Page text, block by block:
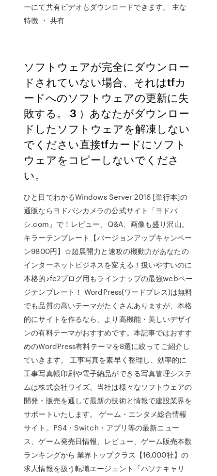
ーにて共有ビデオもダウンロードできます。 主な
特徴 ・ 共有
ソフトウェアが完全にダウンロー
ドされていない場合、それはtfカ
ードへのソフトウェアの更新に失
敗する。 3 ）あなたがダウンロー
ドしたソフトウェアを解凍しない
でください直接tfカードにソフト
ウェアをコピーしないでくださ
い。
ひと目でわかるWindows Server 2016 [単行本]の
通販ならヨドバシカメラの公式サイト「ヨドバ
シ.com」で！レビュー、Q&A、画像も盛り沢山。
キラーテンプレート【バージョンアップキャンペー
ン9800円】☆超展開力と速攻の機動力があなたの
インターネットビジネスを変える！扱いやすいのに
本格的♪fc2ブログ用もラインナップの最強webペー
ジテンプレート！ WordPress(ワードプレス)は無料
でも品質の高いテーマがたくさんありますが、本格
的にサイトを作るなら、より高機能・美しいデザイ
ンの有料テーマがおすすめです。本記事ではおすす
めのWordPress有料テーマを8選に絞ってご紹介し
ていきます。 工事写真を素早く整理し、効率的に
工事写真帳印刷や電子納品ができる写真管理システ
ムは株式会社ワイズ。当社は様々なソフトウェアの
開発・販売を通して最新の技術と情報で建設業界を
サポートいたします。 ゲーム・エンタメ総合情報
サイト。PS4・Switch・アプリ等の最新ニュー
ス、ゲーム発売日情報、レビュー、ゲーム販売本数
ランキングから 業界トップクラス【16,000社】の
求人情報を扱う転職エージェント「パソナキャリ